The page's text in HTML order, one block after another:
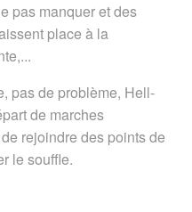
ou Proposer une
amélioration
pas manquer et des
place à la
pas de problème, Hell-
de marches
rejoindre des points de
le souffle.